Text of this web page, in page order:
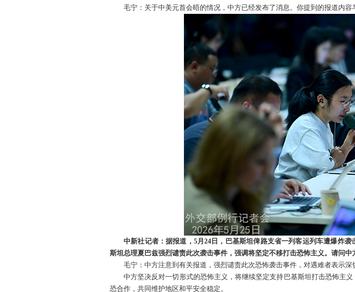
毛宁：关于中美元首会晤的情况，中方已经发布了消息。你提到的报道内
中新社记者：据报道，5月24日，巴基斯坦俾路支省一列客运列车遭爆炸
斯坦总理夏巴兹强烈谴责此次袭击事件，强调将坚定不移打击恐怖主义。请问中
毛宁：中方注意到有关报道，强烈谴责此次恐怖袭击事件，对遇难者表示深
中方坚决反对一切形式的恐怖主义，将继续坚定支持巴基斯坦打击恐怖主
恐合作，共同维护地区和平安全稳定。